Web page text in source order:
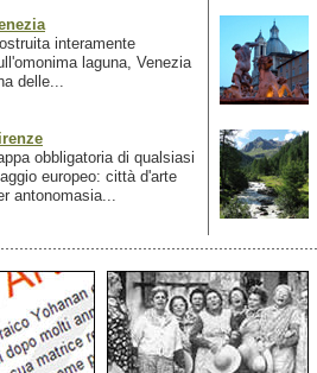
interamente
laguna, Venezia
delle...
obbligatoria di qualsiasi
europeo: città d'arte
antonomasia...